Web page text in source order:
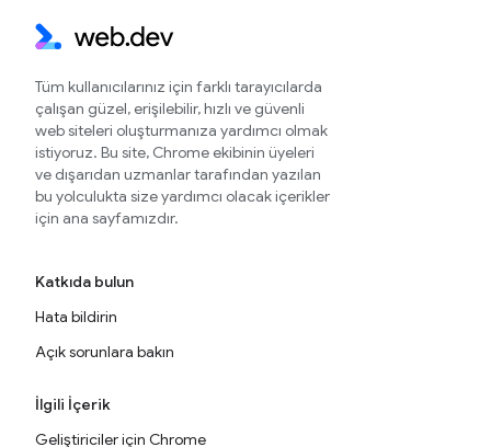
Tüm kullanıcılarınız için farklı tarayıcılarda
çalışan güzel, erişilebilir, hızlı ve güvenli
web siteleri oluşturmanıza yardımcı olmak
istiyoruz. Bu site, Chrome ekibinin üyeleri
ve dışarıdan uzmanlar tarafından yazılan
bu yolculukta size yardımcı olacak içerikler
için ana sayfamızdır.
Katkıda bulun
Hata bildirin
Açık sorunlara bakın
İlgili İçerik
Geliştiriciler için Chrome